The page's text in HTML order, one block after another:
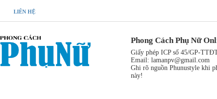
LIÊN HỆ
Phong Cách Phụ Nữ
Giấy phép ICP số 45/GP-
Email: lamanpv@gmail.com
Ghi rõ nguồn Phunustyle khi
này!